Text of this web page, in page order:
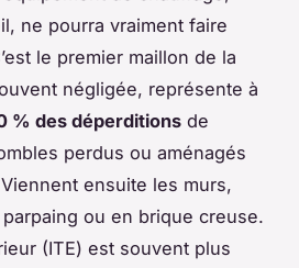
ne pourra vraiment faire
le premier maillon de la
négligée, représente à
% des déperditions de
perdus ou aménagés
ensuite les murs,
ou en brique creuse.
(ITE) est souvent plus